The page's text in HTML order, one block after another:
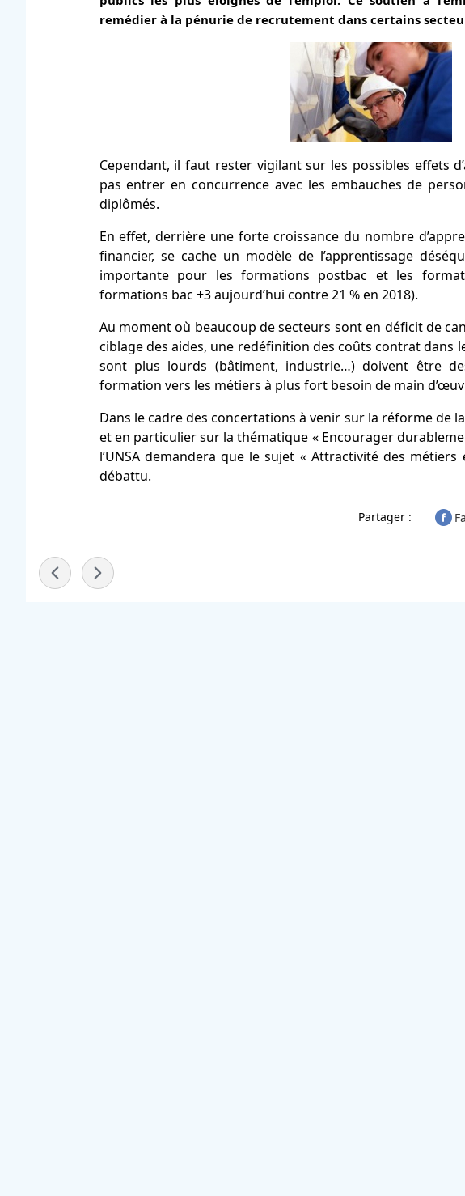
remédier à la pénurie de recrutement dans certains
Cependant, il faut rester vigilant sur les possibles effets
pas entrer en concurrence avec les embauches de
diplômés.
En effet, derrière une forte croissance du nombre
financier, se cache un modèle de l’apprentissage
importante pour les formations postbac et les
formations bac +3 aujourd’hui contre 21 % en 2018).
Au moment où beaucoup de secteurs sont en déficit de
ciblage des aides, une redéfinition des coûts contrat dans
sont plus lourds (bâtiment, industrie…) doivent être
formation vers les métiers à plus fort besoin de main
Dans le cadre des concertations à venir sur la réforme de
et en particulier sur la thématique « Encourager
l’UNSA demandera que le sujet « Attractivité des
débattu.
Partager :